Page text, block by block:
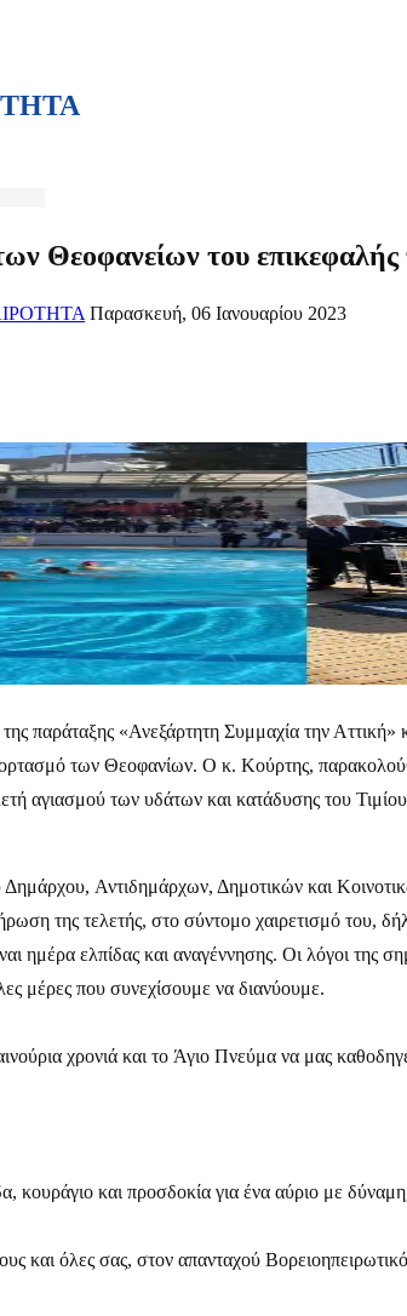
Θεοφανείων του
Παρασκευή, 06 Ιανουαρίου 2023
της παράταξης «Ανεξάρτητη Συμμαχία την
των Θεοφανίων. Ο κ. Κούρτης,
αγιασμού των υδάτων και κατάδυσης του
Αντιδημάρχων, Δημοτικών και
της τελετής, στο σύντομο χαιρετισμό του,
ημέρα ελπίδας και αναγέννησης. Οι λόγοι της
μέρες που συνεχίσουμε να διανύουμε.
χρονιά και το Άγιο Πνεύμα να μας
και προσδοκία για ένα αύριο με
και όλες σας, στον απανταχού